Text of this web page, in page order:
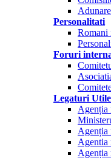
Personalitati
Romani
Foruri
Legaturi Utile
Agenția
Agenția
Agentia
Agenția